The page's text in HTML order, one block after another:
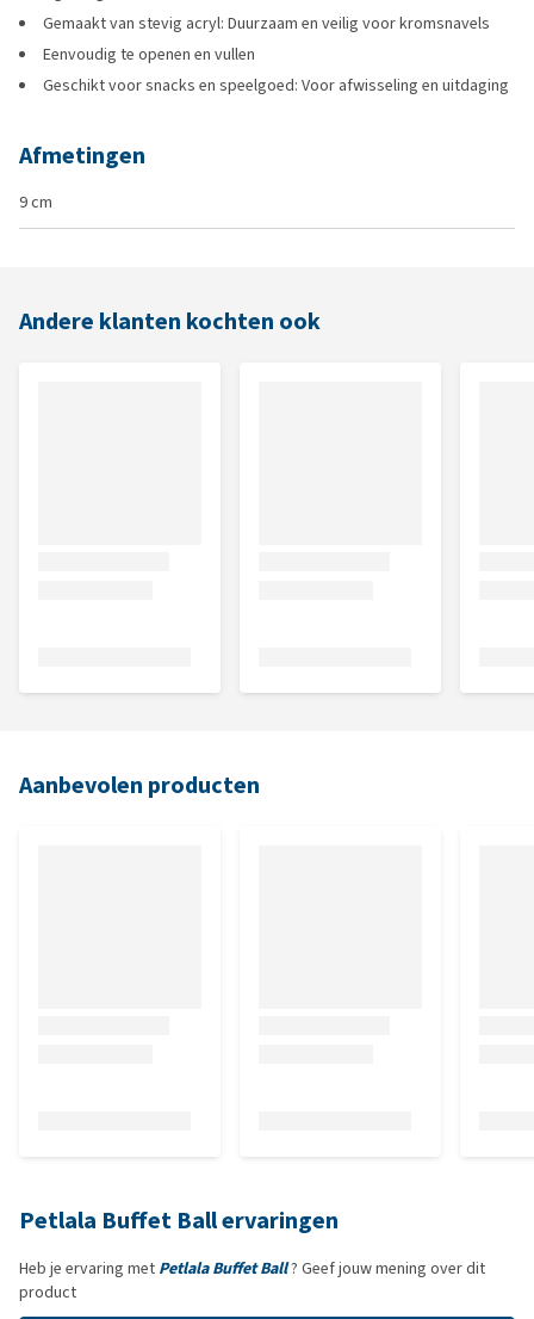
Gemaakt van stevig acryl: Duurzaam en veilig voor kromsnavels
Eenvoudig te openen en vullen
Geschikt voor snacks en speelgoed: Voor afwisseling en uitdaging
Afmetingen
9 cm
Andere klanten kochten ook
Aanbevolen producten
Petlala Buffet Ball ervaringen
Heb je ervaring met Petlala Buffet Ball? Geef jouw mening over dit
product